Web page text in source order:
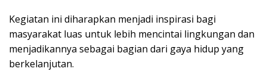
Kegiatan ini diharapkan menjadi inspirasi bagi
masyarakat luas untuk lebih mencintai lingkungan dan
menjadikannya sebagai bagian dari gaya hidup yang
berkelanjutan.